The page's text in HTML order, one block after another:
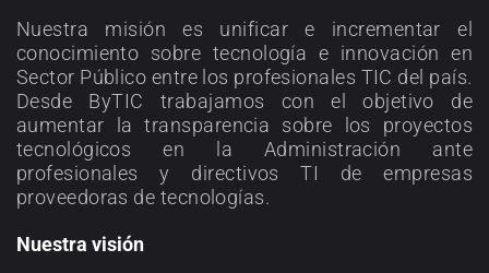
Nuestra misión es unificar e incrementar el
conocimiento sobre tecnología e innovación en
Sector Público entre los profesionales TIC del país.
Desde ByTIC trabajamos con el objetivo de
aumentar la transparencia sobre los proyectos
tecnológicos en la Administración ante
profesionales y directivos TI de empresas
proveedoras de tecnologías.
Nuestra visión